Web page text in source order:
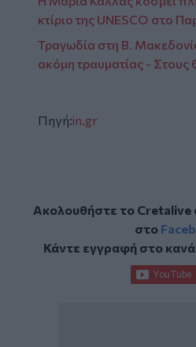
κτίριο της UNESCO στο
Τραγωδία στη Β.
ακόμη τραυματίας - Στους
Πηγή:in.gr
Ακολουθήστε το Cretalive
στο
Κάντε εγγραφή στο